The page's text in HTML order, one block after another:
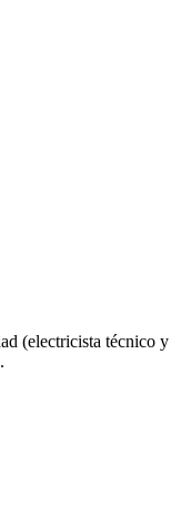
(electricista técnico y